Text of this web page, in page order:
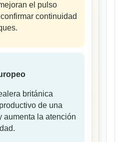
el pulso
continuidad
británica
de una
aumenta la atención